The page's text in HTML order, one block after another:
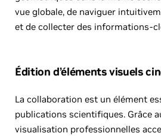
vue globale, de naviguer
et de collecter des informations-
Édition d’éléments visuels
La collaboration est un élément
publications scientifiques. Grâce
visualisation professionnelles